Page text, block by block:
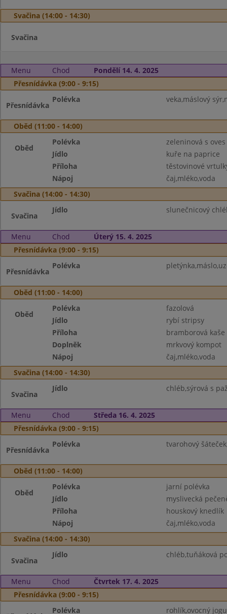
Svačina (14:00 - 14:30)
Svačina
Menu Chod
Pondělí 14. 4. 2025
Přesnídávka (9:00 - 9:15)
Přesnídávka
Polévka veka,máslový
Oběd (11:00 - 14:00)
Oběd
Polévka
zeleninová s
Jídlo
kuře na paprice
Příloha
těstovinové
Nápoj
čaj,mléko,voda
Svačina (14:00 - 14:30)
Svačina
Jídlo slunečnicový
Menu Chod
Úterý 15. 4. 2025
Přesnídávka (9:00 - 9:15)
Přesnídávka
Polévka
Oběd (11:00 - 14:00)
Oběd
Polévka
fazolová
Jídlo
rybí stripsy
Příloha
bramborová kaše
Doplněk
mrkvový kompot
Nápoj
čaj,mléko,voda
Svačina (14:00 - 14:30)
Svačina
Jídlo chléb,sýrová s
Menu Chod
Středa 16. 4. 2025
Přesnídávka (9:00 - 9:15)
Přesnídávka
Polévka tvarohový
Oběd (11:00 - 14:00)
Oběd
Polévka
jarní polévka
Jídlo
myslivecká
Příloha
houskový knedlík
Nápoj
čaj,mléko,voda
Svačina (14:00 - 14:30)
Svačina
Jídlo chléb,tuňáková
Menu Chod
Čtvrtek 17. 4. 2025
Přesnídávka (9:00 - 9:15)
Polévka rohlík,ovocný